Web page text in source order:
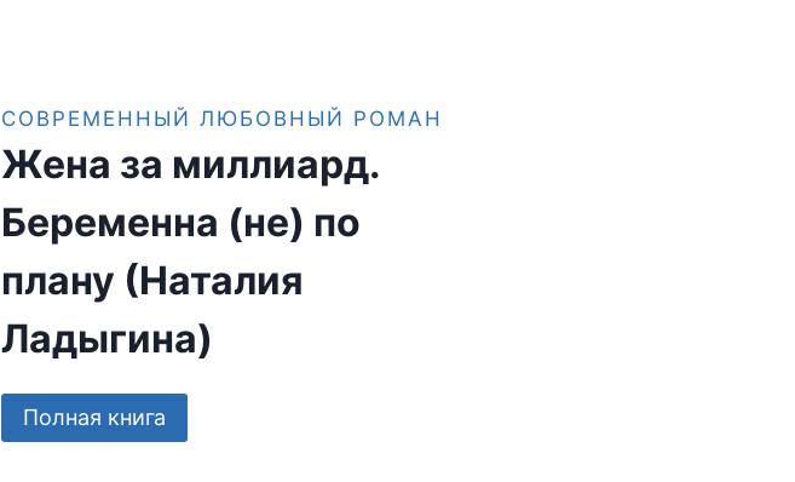
СОВРЕМЕННЫЙ ЛЮБОВНЫЙ РОМАН
Жена за миллиард.
Беременна (не) по
плану (Наталия
Ладыгина)
Полная книга